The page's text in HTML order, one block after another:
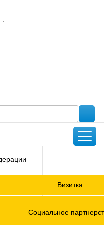
Визитка
от 2026 года
Социальное